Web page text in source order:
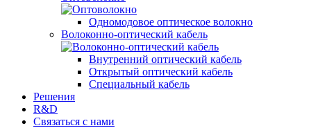
Одномодовое оптическое волокно
Волоконно-оптический кабель
Внутренний оптический кабель
Открытый оптический кабель
Специальный кабель
Решения
R&D
Связаться с нами